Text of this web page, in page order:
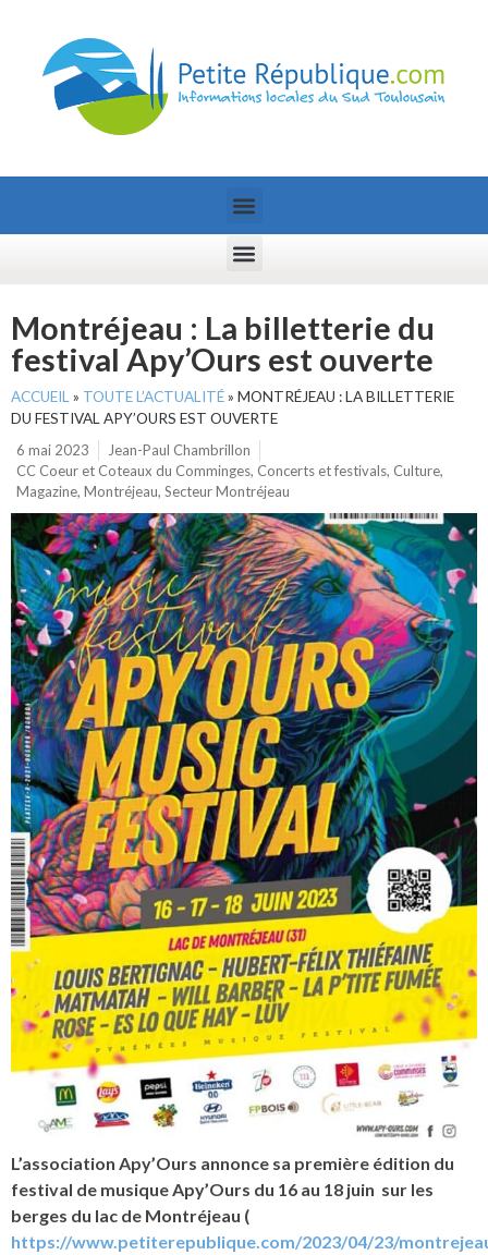
Montréjeau : La billetterie du
festival Apy’Ours est ouverte
ACCUEIL » TOUTE L’ACTUALITÉ» MONTRÉJEAU : LA BILLETTERIE
DU FESTIVAL APY’OURS EST OUVERTE
6 mai 2023
Jean-Paul Chambrillon
CC Coeur et Coteaux du Comminges, Concerts et festivals, Culture,
Magazine, Montréjeau, Secteur Montréjeau
L’association Apy’Ours annonce sa première édition du
festival de musique Apy’Ours du 16 au 18 juin sur les
berges du lac de Montréjeau (
https://www.petiterepublique.com/2023/04/23/